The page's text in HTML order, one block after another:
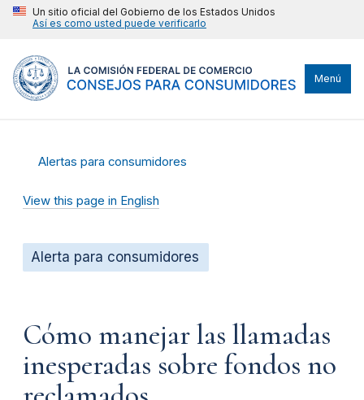
Un sitio oficial del Gobierno de los Estados Unidos
Así es como usted puede verificarlo
Menú
Alertas para consumidores
View this page in English
Alerta para consumidores
Cómo manejar las llamadas
inesperadas sobre fondos no